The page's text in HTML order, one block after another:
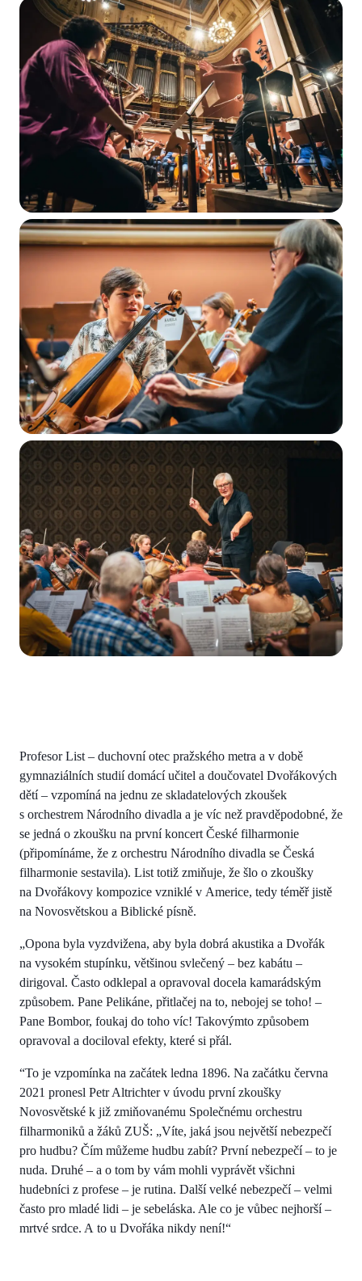
Profesor List – duchovní otec pražského metra a v době
gymnaziálních studií domácí učitel a doučovatel Dvořákových
dětí – vzpomíná na jednu ze skladatelových zkoušek
s orchestrem Národního divadla a je víc než pravděpodobné, že
se jedná o zkoušku na první koncert České filharmonie
(připomínáme, že z orchestru Národního divadla se Česká
filharmonie sestavila). List totiž zmiňuje, že šlo o zkoušky
na Dvořákovy kompozice vzniklé v Americe, tedy téměř jistě
na Novosvětskou a Biblické písně.
„Opona byla vyzdvižena, aby byla dobrá akustika a Dvořák
na vysokém stupínku, většinou svlečený – bez kabátu –
dirigoval. Často odklepal a opravoval docela kamarádským
způsobem. Pane Pelikáne, přitlačej na to, nebojej se toho! –
Pane Bombor, foukaj do toho víc! Takovýmto způsobem
opravoval a dociloval efekty, které si přál.
“To je vzpomínka na začátek ledna 1896. Na začátku června
2021 pronesl Petr Altrichter v úvodu první zkoušky
Novosvětské k již zmiňovanému Společnému orchestru
filharmoniků a žáků ZUŠ: „Víte, jaká jsou největší nebezpečí
pro hudbu? Čím můžeme hudbu zabít? První nebezpečí – to je
nuda. Druhé – a o tom by vám mohli vyprávět všichni
hudebníci z profese – je rutina. Další velké nebezpečí – velmi
často pro mladé lidi – je sebeláska. Ale co je vůbec nejhorší –
mrtvé srdce. A to u Dvořáka nikdy není!“